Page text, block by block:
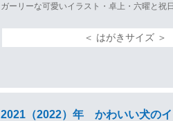
ガーリーな可愛いイラスト・卓上・六曜と祝
＜ はがきサイズ
2021（2022）年 かわいい犬の